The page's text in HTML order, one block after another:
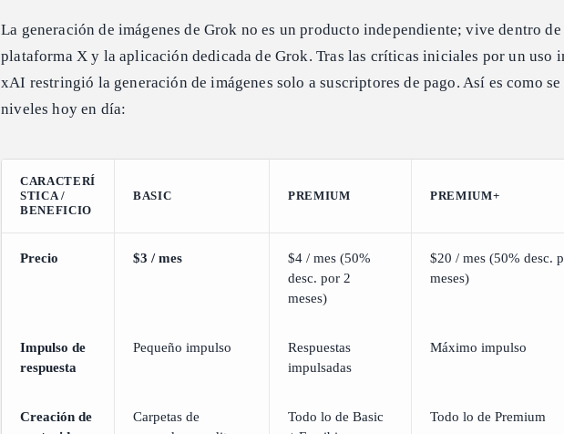
La generación de imágenes de Grok no es un producto independiente; vive dentro
plataforma X y la aplicación dedicada de Grok. Tras las críticas iniciales por un uso
xAI restringió la generación de imágenes solo a suscriptores de pago. Así es como
niveles hoy en día:
CARACTERÍ
STICA /
BENEFICIO
BASIC PREMIUM PREMIUM+
Precio $3 / mes
$4 / mes (50%
desc. por 2
meses)
$20 / mes (50% desc.
meses)
Impulso de
respuesta
Pequeño impulso
Respuestas
impulsadas
Máximo impulso
Creación de
Carpetas de
Todo lo de Basic
Todo lo de Premium